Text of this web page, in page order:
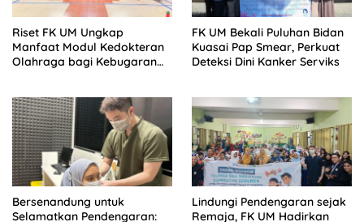
Riset FK UM Ungkap
Manfaat Modul Kedokteran
Olahraga bagi Kebugaran
FK UM Bekali Puluhan Bidan
Kuasai Pap Smear, Perkuat
Deteksi Dini Kanker Serviks
Bersenandung untuk
Selamatkan Pendengaran:
Lindungi Pendengaran sejak
Remaja, FK UM Hadirkan